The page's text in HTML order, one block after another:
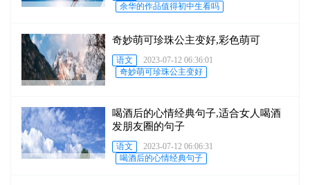
余华的作品值得初中生看吗
奇妙萌可珍珠公主变好,彩色萌可
语文
2023-07-12 06:36:01
奇妙萌可珍珠公主变好
喝酒后的心情经典句子,适合女人喝酒
发朋友圈的句子
语文
2023-07-12 06:06:31
喝酒后的心情经典句子